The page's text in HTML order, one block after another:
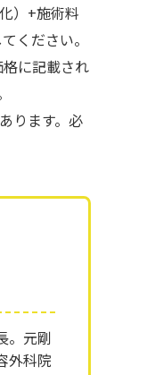
）+施術料
ください。
に記載され
ります。必
。元剛
外科院